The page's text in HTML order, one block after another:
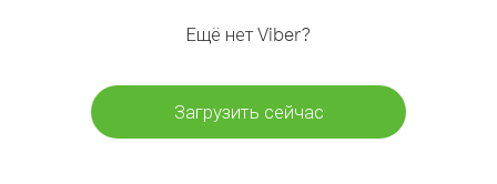
Ещё нет Viber?
Загрузить сейчас